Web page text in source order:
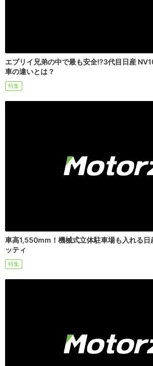
エブリイ兄弟の中で最も安全!?3代目日産
車の違いとは？
特集
車高1,550mm！機械式立体駐車場も入れる日
ッティ
特集